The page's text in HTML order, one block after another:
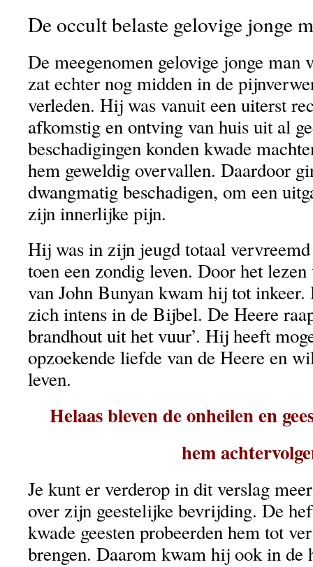
De occult belaste gelovige jonge
De meegenomen gelovige jonge man
zat echter nog midden in de
verleden. Hij was vanuit een uiterst
afkomstig en ontving van huis uit al
beschadigingen konden kwade
hem geweldig overvallen. Daardoor
dwangmatig beschadigen, om een
zijn innerlijke pijn.
Hij was in zijn jeugd totaal
toen een zondig leven. Door het
van John Bunyan kwam hij tot
zich intens in de Bijbel. De Heere
brandhout uit het vuur’. Hij heeft
opzoekende liefde van de Heere en
leven.
Helaas bleven de onheilen en
hem
Je kunt er verderop in dit verslag
over zijn geestelijke bevrijding. De
kwade geesten probeerden hem tot
brengen. Daarom kwam hij ook in